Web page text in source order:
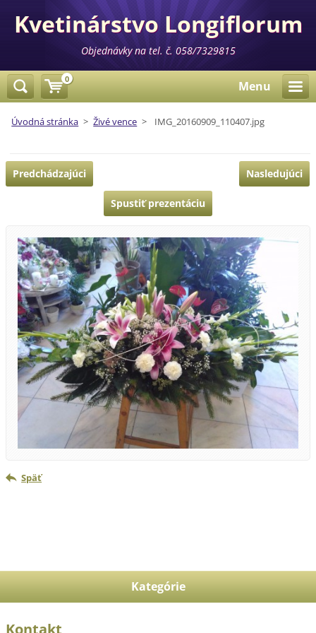
Kvetinárstvo Longiflorum
Objednávky na tel. č. 058/7329815
Menu
Úvodná stránka > Živé vence > IMG_20160909_110407.jpg
Predchádzajúci Nasledujúci
Spustiť prezentáciu
Späť
Kategórie
Kontakt
0